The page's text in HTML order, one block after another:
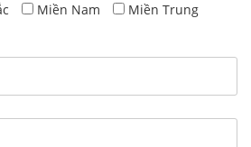
Miền Nam Miền Trung